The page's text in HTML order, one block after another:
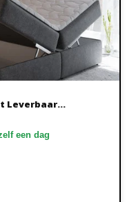
Leverbaar...
een dag